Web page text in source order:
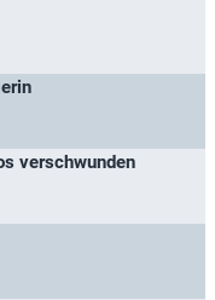
verschwunden